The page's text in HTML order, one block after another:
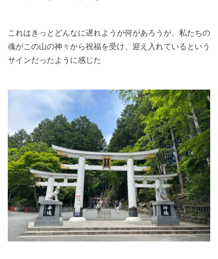
これはきっとどんなに遅れようが何があろうが、私たちの
魂がこの山の神々から祝福を受け、迎え入れているという
サインだったように感じた